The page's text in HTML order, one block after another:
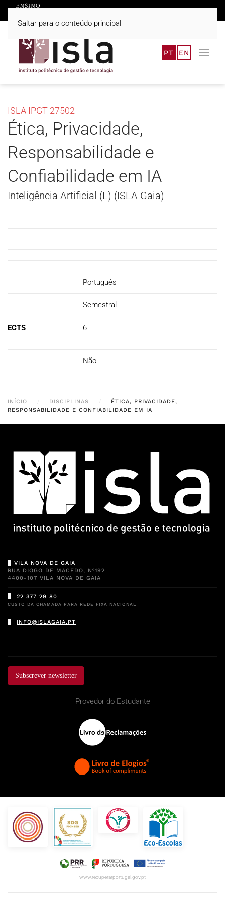
Saltar para o conteúdo principal
PT EN
ISLA IPGT 27502
Ética, Privacidade,
Responsabilidade e
Confiabilidade em IA
Inteligência Artificial (L) (ISLA Gaia)
Português
Semestral
ECTS 6
Não
INÍCIO DISCIPLINAS
ÉTICA, PRIVACIDADE,
RESPONSABILIDADE E CONFIABILIDADE EM IA
VILA NOVA DE GAIA
RUA DIOGO DE MACEDO, Nº192
4400-107 VILA NOVA DE GAIA
22 377 29 80
CUSTO DA CHAMADA PARA REDE FIXA NACIONAL
INFO@ISLAGAIA.PT
Subscrever newsletter
Provedor do Estudante
www.recuperarportugal.gov.pt